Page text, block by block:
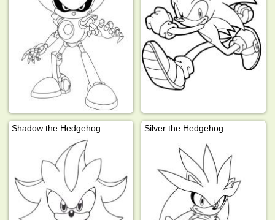
Shadow the Hedgehog Silver the Hedgehog